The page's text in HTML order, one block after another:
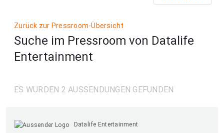
Zurück zur Pressroom-Übersicht
Suche im Pressroom von Datalife
Entertainment
ES WURDEN 2 AUSSENDUNGEN GEFUNDEN
Datalife Entertainment